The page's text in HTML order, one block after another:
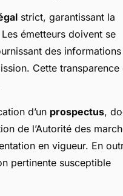
strict, garantissant la
émetteurs doivent se
des informations
Cette transparence
d’un prospectus,
de l’Autorité des
en vigueur. En
pertinente susceptible